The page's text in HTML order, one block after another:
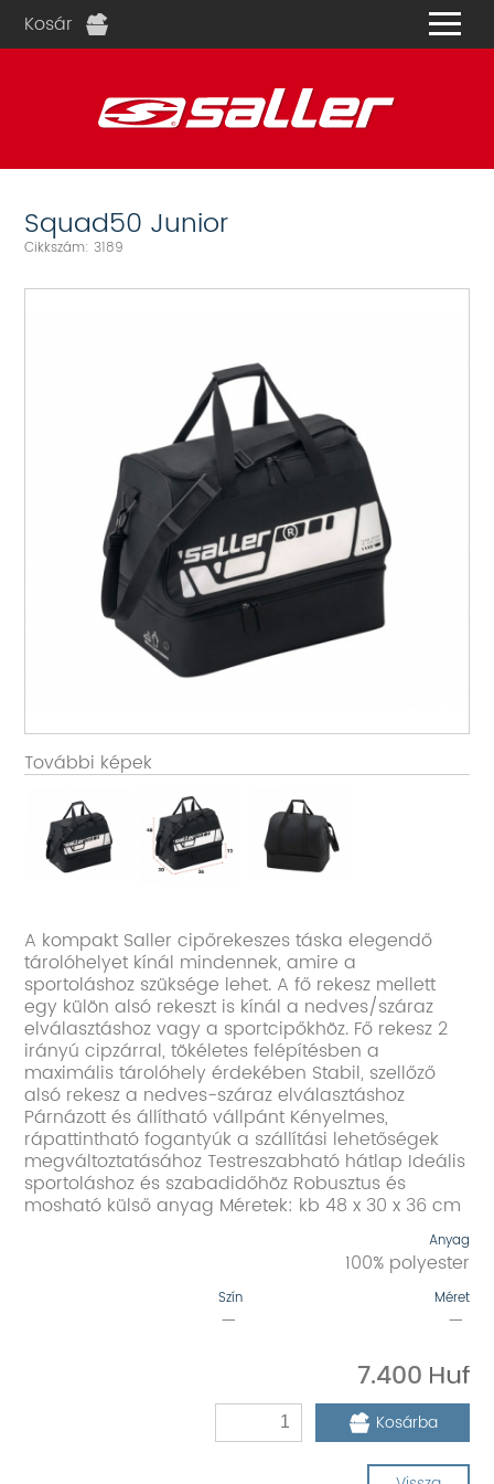
Kosár
Squad50 Junior
Cikkszám: 3189
További képek
A kompakt Saller cipőrekeszes táska elegendő
tárolóhelyet kínál mindennek, amire a
sportoláshoz szüksége lehet. A fő rekesz mellett
egy külön alsó rekeszt is kínál a nedves/száraz
elválasztáshoz vagy a sportcipőkhöz. Fő rekesz 2
irányú cipzárral, tökéletes felépítésben a
maximális tárolóhely érdekében Stabil, szellőző
alsó rekesz a nedves-száraz elválasztáshoz
Párnázott és állítható vállpánt Kényelmes,
rápattintható fogantyúk a szállítási lehetőségek
megváltoztatásához Testreszabható hátlap Ideális
sportoláshoz és szabadidőhöz Robusztus és
mosható külső anyag Méretek: kb 48 x 30 x 36 cm
Szín
—
Méret
—
Anyag
100% polyester
7.400
Kosárba